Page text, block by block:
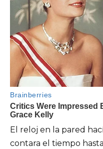
El reloj en la pared
contara el tiempo